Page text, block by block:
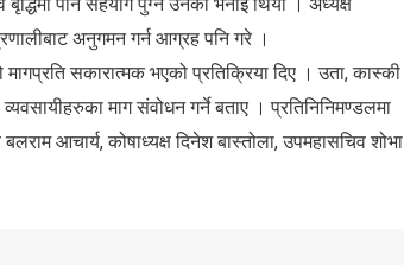
अनुगमन गर्न आग्रह पनि गरे ।
सकारात्मक भएको प्रतिक्रिया दिए । उता, कास्की
माग संवोधन गर्ने बताए । प्रतिनिनिमण्डलमा
आचार्य, कोषाध्यक्ष दिनेश बास्तोला, उपमहासचिव शोभा